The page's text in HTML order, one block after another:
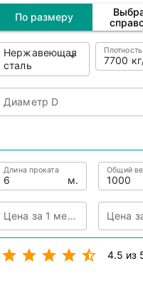
По размеру
Нержавеющая
сталь
7700
Диаметр D
Длина проката
м.
Общий
Цена за 1 метр
4.5 из